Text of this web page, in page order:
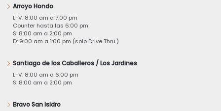
Arroyo Hondo
L-V: 8:00 am a 7:00 pm
Counter hasta las 6:00 pm
S: 8:00 am a 2:00 pm
D: 9:00 am a 1:00 pm (solo Drive Thru.)
Santiago de los Caballeros / Los Jardines
L-V: 8:00 am a 6:00 pm
S: 8:00 am a 2:00 pm
Bravo San Isidro